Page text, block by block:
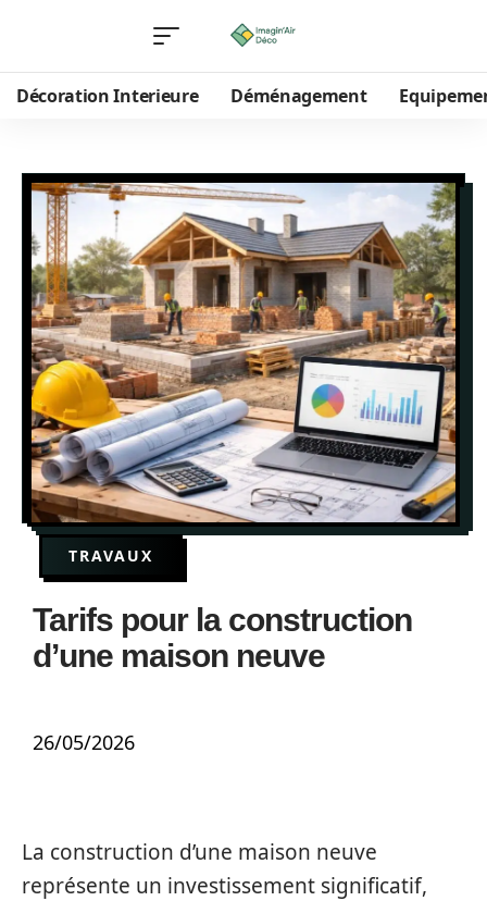
Décoration Interieure Déménagement
TRAVAUX
Tarifs pour la construction
d’une maison neuve
26/05/2026
La construction d’une maison neuve
représente un investissement significatif,